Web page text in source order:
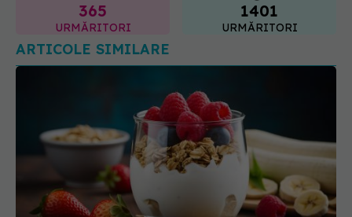
365
URMĂRITORI
1401
URMĂRITORI
ARTICOLE SIMILARE